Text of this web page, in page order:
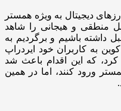
دیجیتال به ویژه همستر
منطقی و هیجانی را شاهد
داشته باشیم و برگردیم به
به کاربران خود ایردراپ
که این اقدام باعث شد
ورود کنند، اما در همین